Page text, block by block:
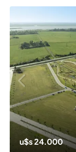
u$s 24.000